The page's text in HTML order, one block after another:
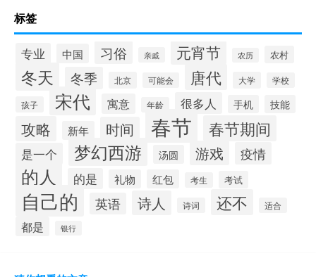
标签
专业 中国 习俗 亲戚 元宵节 农历 农村
冬天 冬季 北京 可能会 唐代 大学 学校
孩子 宋代 寓意 年龄 很多人 手机 技能
攻略 新年 时间 春节 春节期间
是一个 梦幻西游 汤圆 游戏 疫情
的人 的是 礼物 红包 考生 考试
自己的 英语 诗人 诗词 还不 适合
都是 银行